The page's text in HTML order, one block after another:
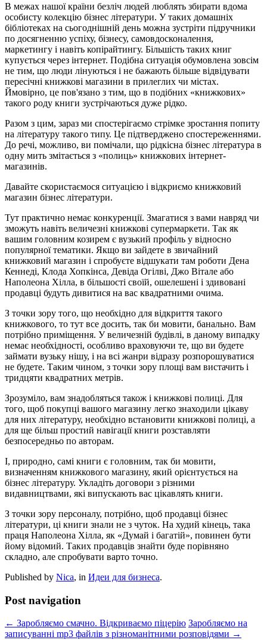
В межах нашої країни безліч людей люблять збирати вдома
особисту колекцію бізнес літератури. У таких домашніх
бібліотеках на сьогоднішній день можна зустріти підручники
по досягненню успіху, бізнесу, самовдосконалення,
маркетингу і навіть копірайтингу. Більшість таких книг
купується через інтернет. Подібна ситуація обумовлена зовсім
не тим, що люди лінуються і не бажають більше відвідувати
пересічні книжкові магазини в прилеглих чи містах.
Ймовірно, це пов'язано з тим, що в подібних «книжкових»
такого роду книги зустрічаються дуже рідко.
Разом з цим, зараз ми спостерігаємо стрімке зростання попиту
на літературу такого типу. Це підтверджено спостереженнями.
До речі, можливо, ви помічали, що рідкісна бізнес література в
одну мить змітається з «полиць» книжкових інтернет-
магазинів.
Давайте скористаємося ситуацією і відкриємо книжковий
магазин бізнес літератури.
Тут практично немає конкуренції. Змагатися з вами навряд чи
зможуть навіть величезні книжкові супермаркети. Так як
вашим головним козирем є вузький профіль у відносно
популярної тематики. Якщо ви зайдете в звичайний
книжковий магазин і спробуєте відшукати там роботи Дена
Кеннеді, Клода Хопкінса, Девіда Огілві, Джо Вітале або
Наполеона Хілла, в більшості своїй, ошелешені і здивовані
продавці будуть дивитися на вас квадратними очима.
З точки зору того, що необхідно для відкриття такого
книжкового, то тут все досить, так би мовити, банально. Вам
потрібно приміщення. У величезній будівлі, в даному випадку
немає необхідності, особливо враховуючи те, що ви будете
займати вузьку нішу, і на всі жанри відразу розпорошуватися
не будете. Таким чином, з точки зору площі вам вистачить і
тридцяти квадратних метрів.
Зрозуміло, вам знадобляться також і книжкові полиці. Для
того, щоб покупці вашого магазину легко знаходили цікаву
для них літературу, необхідно встановити книжкові полиці, а
для ще більш простий навігації книги розставляти
безпосередньо по авторам.
І, природно, самі книги є головним, так би мовити,
визначенням книжкового магазину, який орієнтується на
бізнес літературу. Укладіть договори з різними
видавництвами, які випускають вас цікавлять книги.
З точки зору персоналу, потрібно, щоб продавці бізнес
літератури, ці книги знали не з чуток. На худий кінець, така
праця Наполеона Хілла, як «Думай і багатій», повинен бути
йому відомий. Таких продавців знайти буде порівняно
складно, але спробувати варто точно.
Published by Nica, in Идеи для бизнеса.
Post navigation
← Заробляємо смачно. Відкриваємо піцерію Заробляємо на
записуванні mp3 файлів з різноманітними розповідями →